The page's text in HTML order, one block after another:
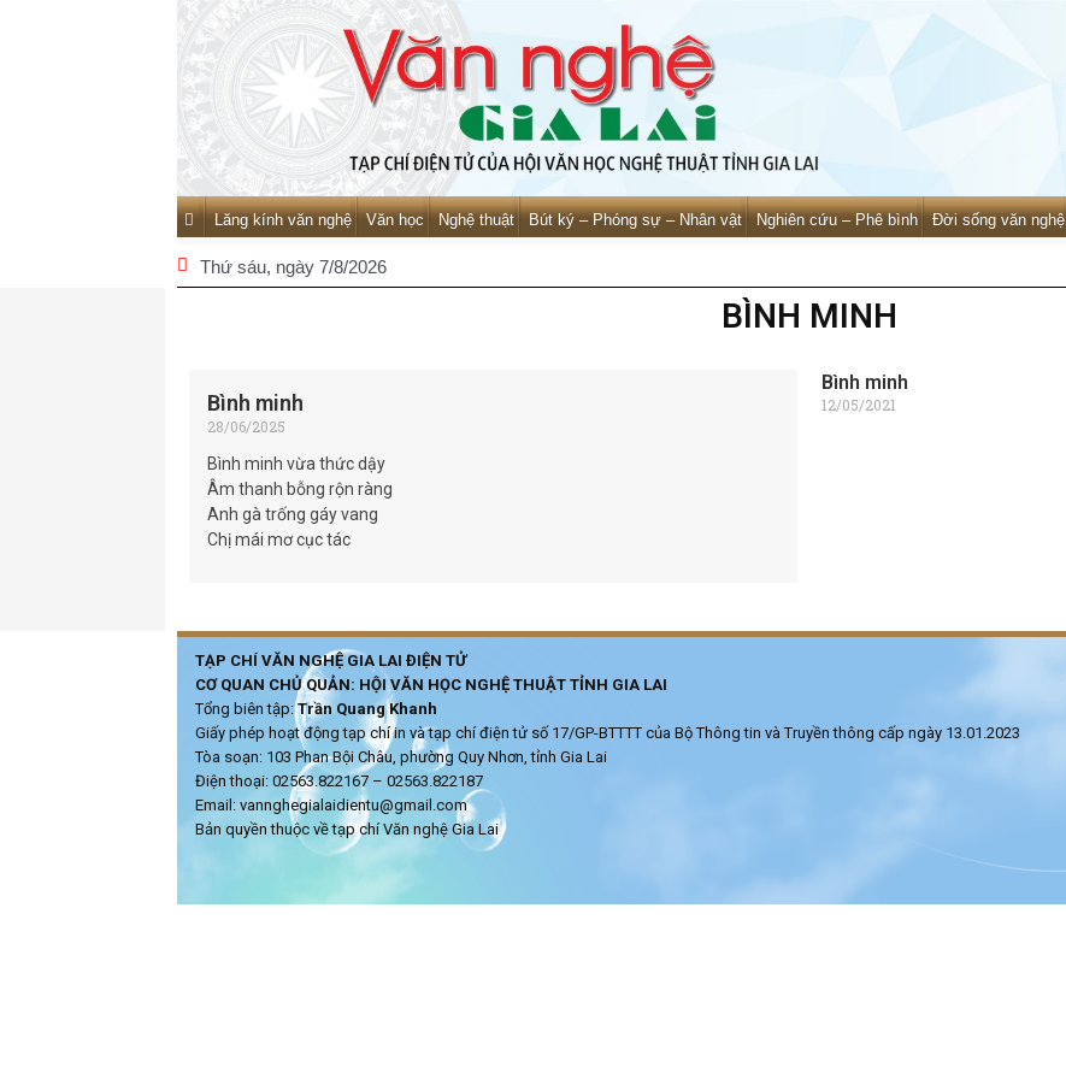
Lăng kính văn nghệ Văn học Nghệ thuật Bút ký – Phóng sự – Nhân vật Nghiên cứu – Phê bình Đời sống văn nghệ
Thứ sáu, ngày 7/8/2026
BÌNH MINH
Bình minh
28/06/2025
Bình minh vừa thức dậy
Âm thanh bỗng rộn ràng
Anh gà trống gáy vang
Chị mái mơ cục tác
Bình minh
12/05/2021
TẠP CHÍ VĂN NGHỆ GIA LAI ĐIỆN TỬ
CƠ QUAN CHỦ QUẢN: HỘI VĂN HỌC NGHỆ THUẬT TỈNH GIA LAI
Tổng biên tập:Trần Quang Khanh
Giấy phép hoạt động tạp chí in và tạp chí điện tử số 17/GP-BTTTT của Bộ Thông tin và Truyền thông cấp ngày 13.01.2023
Tòa soạn: 103 Phan Bội Châu, phường Quy Nhơn, tỉnh Gia Lai
Điện thoại: 02563.822167 – 02563.822187
Email: vannghegialaidientu@gmail.com
Bản quyền thuộc về tạp chí Văn nghệ Gia Lai